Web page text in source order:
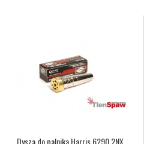
Wąż tlenowo-acetylenowy duet fi